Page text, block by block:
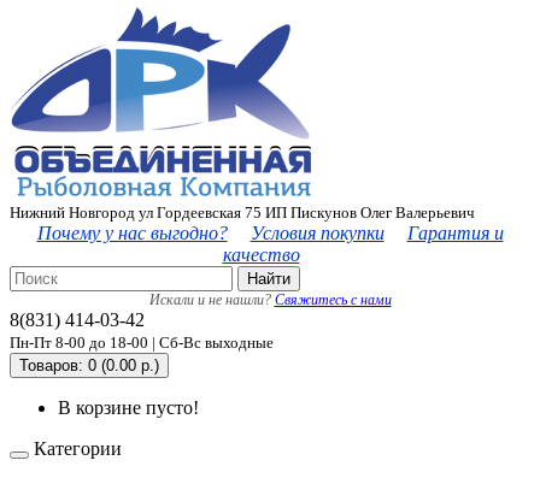
Нижний Новгород ул Гордеевская 75 ИП Пискунов Олег Валерьевич
Почему у нас выгодно? Условия покупки
Гарантия и
качество
Найти
Искали и не нашли? Свяжитесь с нами
8(831) 414-03-42
Пн-Пт 8-00 до 18-00 | Сб-Вс выходные
Товаров: 0 (0.00 р.)
В корзине пусто!
Категории